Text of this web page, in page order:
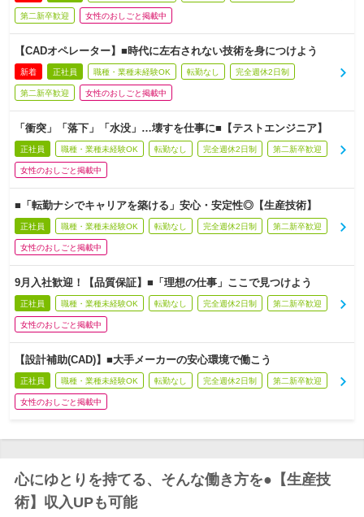
第二新卒歓迎 女性のおしごと掲載中
【CADオペレーター】■時代に左右されない技術を身につけよう
新着 正社員 職種・業種未経験OK 転勤なし 完全週休2日制
第二新卒歓迎 女性のおしごと掲載中
「衝突」「落下」「水没」…壊すを仕事に■【テストエンジニア】
正社員 職種・業種未経験OK 転勤なし 完全週休2日制 第二新卒歓迎
女性のおしごと掲載中
■「転勤ナシでキャリアを築ける」安心・安定性◎【生産技術】
正社員 職種・業種未経験OK 転勤なし 完全週休2日制 第二新卒歓迎
女性のおしごと掲載中
9月入社歓迎！【品質保証】■「理想の仕事」ここで見つけよう
正社員 職種・業種未経験OK 転勤なし 完全週休2日制 第二新卒歓迎
女性のおしごと掲載中
【設計補助(CAD)】■大手メーカーの安心環境で働こう
正社員 職種・業種未経験OK 転勤なし 完全週休2日制 第二新卒歓迎
女性のおしごと掲載中
心にゆとりを持てる、そんな働き方を●【生産技
術】収入UPも可能